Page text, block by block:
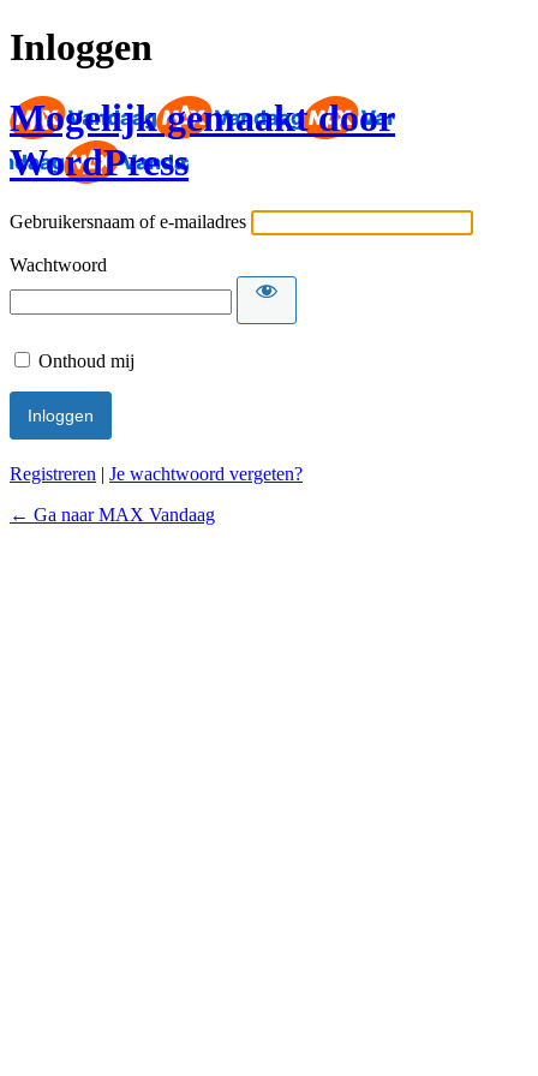
Inloggen
Mogelijk gemaakt door
WordPress
Gebruikersnaam of e-mailadres
Wachtwoord
Onthoud mij
Registreren | Je wachtwoord vergeten?
← Ga naar MAX Vandaag